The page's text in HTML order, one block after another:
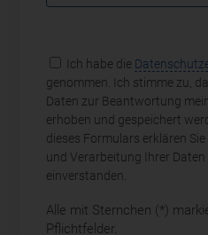
Ich habe die
genommen. Ich stimme zu,
Daten zur Beantwortung
erhoben und gespeichert
dieses Formulars erklären
und Verarbeitung Ihrer
einverstanden.
Alle mit Sternchen (*)
Pflichtfelder.